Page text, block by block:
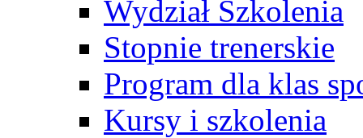
Wydział Szkolenia
Stopnie trenerskie
Program dla klas
Kursy i szkolenia